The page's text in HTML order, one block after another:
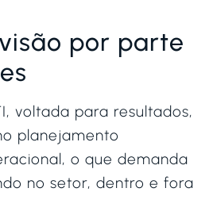
por parte
voltada para resultados,
planejamento
o que demanda
no setor, dentro e fora